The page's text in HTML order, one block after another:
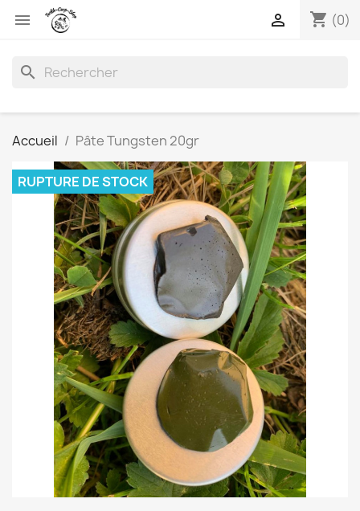
 shopping_cart (0)

search
Accueil Pâte Tungsten 20gr
RUPTURE DE STOCK